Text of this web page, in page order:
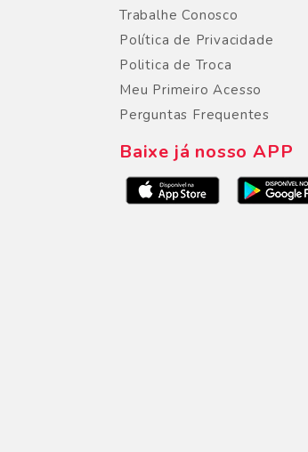
Trabalhe Conosco
Política de Privacidade
Politica de Troca
Meu Primeiro Acesso
Perguntas Frequentes
Baixe já nosso APP